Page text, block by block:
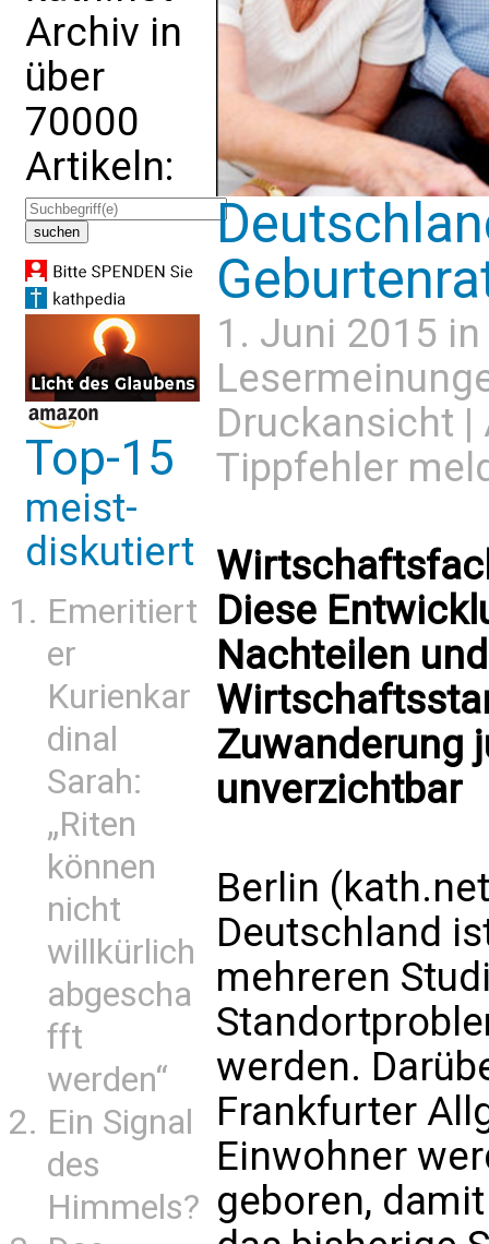
Archiv in
über
70000
Artikeln:
Top-15
meist-
diskutiert
Emeritiert
er
Kurienkar
dinal
Sarah:
„Riten
können
nicht
willkürlich
abgescha
fft
werden“
Ein Signal
des
Himmels?
1. Juni 2015 in
Druckansicht |
Tippfehler
Diese
Nachteilen
Zuwanderung
unverzichtbar
Berlin
Deutschland
mehreren
werden.
Frankfurter
Einwohner
geboren,